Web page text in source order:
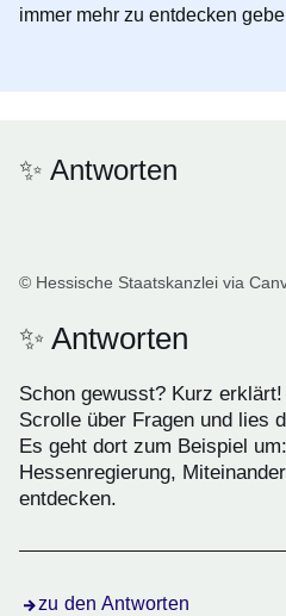
immer mehr zu entdecken
✨ Antworten
© Hessische Staatskanzlei via
✨ Antworten
Schon gewusst? Kurz erklärt!
Scrolle über Fragen und lies
Es geht dort zum Beispiel
Hessenregierung,
entdecken.
zu den Antworten